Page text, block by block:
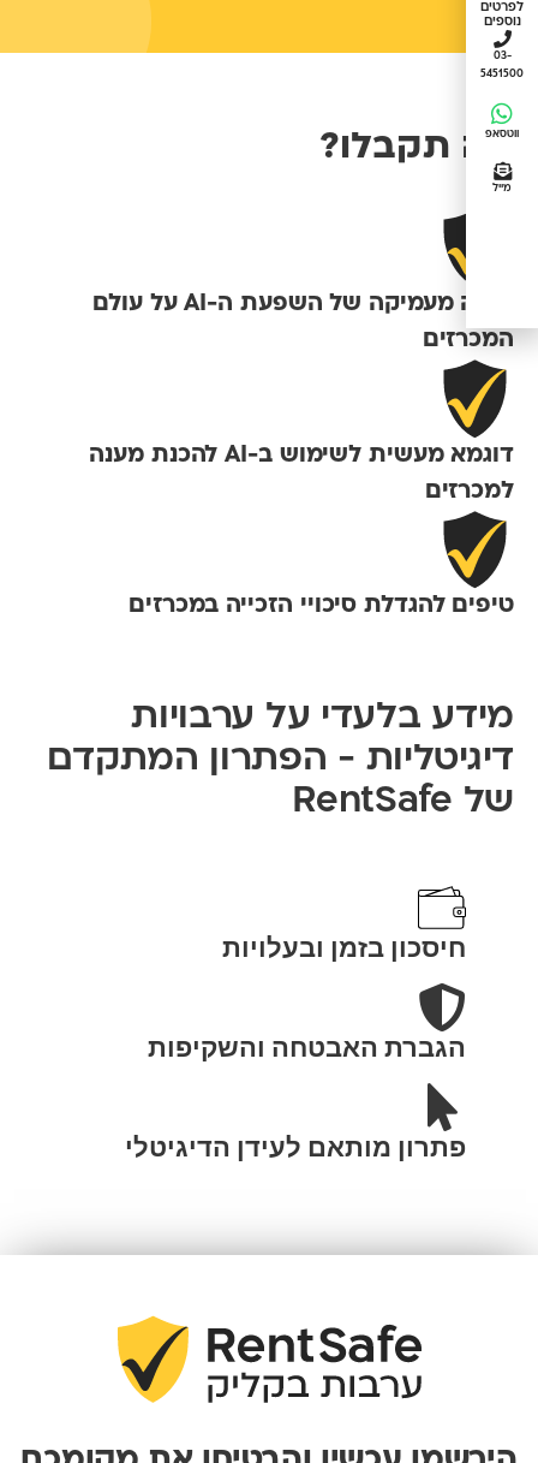
מה תקבלו?
הבנה מעמיקה של השפעת ה-AI על עולם
המכרזים
דוגמא מעשית לשימוש ב-AI להכנת מענה
למכרזים
טיפים להגדלת סיכויי הזכייה במכרזים
מידע בלעדי על ערבויות
דיגיטליות - הפתרון המתקדם
של RentSafe
חיסכון בזמן ובעלויות
הגברת האבטחה והשקיפות
פתרון מותאם לעידן הדיגיטלי
לפרטים
נוספים
03-
5451500
ווטסאפ
מייל